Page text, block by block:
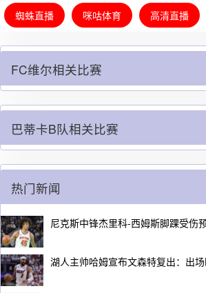
蜘蛛直播 咪咕体育 高清直播
FC维尔相关比赛
巴蒂卡B队相关比赛
热门新闻
尼克斯中锋杰里科-西姆斯脚踝受伤
湖人主帅哈姆宣布文森特复出：出